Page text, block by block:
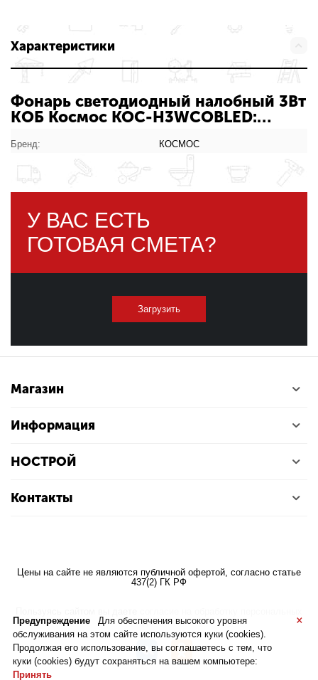
×
Предупреждение
Для обеспечения высокого уровня
обслуживания на этом сайте используются куки (cookies).
Продолжая его использование, вы соглашаетесь с тем, что
куки (cookies) будут сохраняться на вашем компьютере:
Принять
Характеристики
Фонарь светодиодный налобный 3Вт
КОБ Космос KOC-H3WCOBLED:
Бренд: КОСМОС
У ВАС ЕСТЬ
ГОТОВАЯ СМЕТА?
Загрузить
Магазин
Информация
НОСТРОЙ
Контакты
Цены на сайте не являются публичной офертой, согласно статье
437(2) ГК РФ
данных